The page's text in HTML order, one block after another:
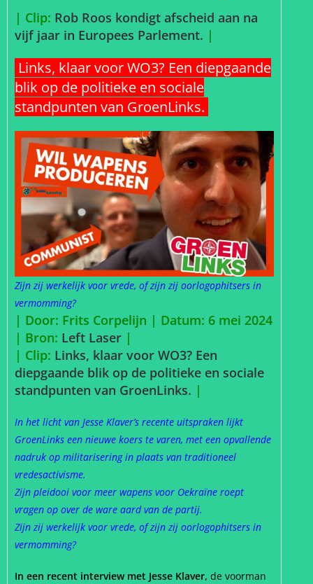
| Clip: Rob Roos kondigt afscheid aan na
vijf jaar in Europees Parlement. |
Links, klaar voor WO3? Een diepgaande
blik op de politieke en sociale
standpunten van GroenLinks.
Zijn zij werkelijk voor vrede, of zijn zij oorlogophitsers in
vermomming?
| Door: Frits Corpelijn | Datum: 6 mei 2024
| Bron: Left Laser |
| Clip: Links, klaar voor WO3? Een
diepgaande blik op de politieke en sociale
standpunten van GroenLinks. |
In het licht van Jesse Klaver’s recente uitspraken lijkt
GroenLinks een nieuwe koers te varen, met een opvallende
nadruk op militarisering in plaats van traditioneel
vredesactivisme.
Zijn pleidooi voor meer wapens voor Oekraïne roept
vragen op over de ware aard van de partij.
Zijn zij werkelijk voor vrede, of zijn zij oorlogophitsers in
vermomming?
In een recent interview met Jesse Klaver, de voorman